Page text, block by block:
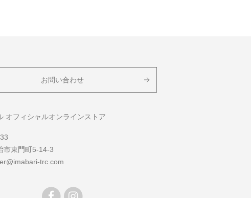
お問い合わせ
オフィシャルオンラインストア
市東門町5-14-3
trc.com